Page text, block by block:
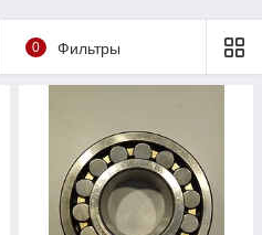
0 Фильтры